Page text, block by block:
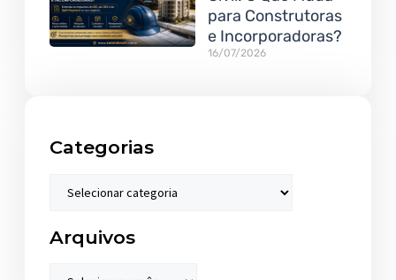
para Construtoras
e Incorporadoras?
16/07/2026
Categorias
Arquivos